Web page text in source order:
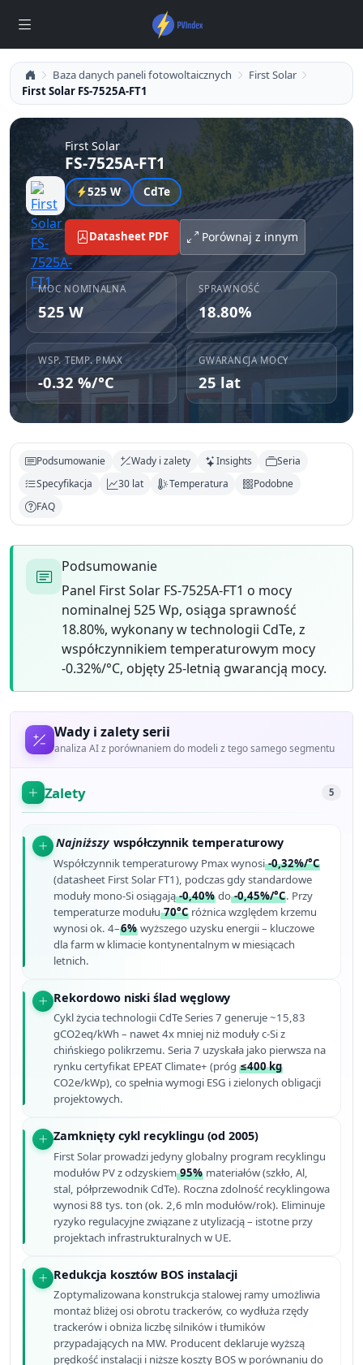
Baza danych paneli fotowoltaicznych
First Solar
First Solar FS-7525A-FT1
First Solar
FS-7525A-FT1
525 W CdTe
Datasheet PDF Porównaj z innym
MOC NOMINALNA
525 W
SPRAWNOŚĆ
18.80%
WSP. TEMP. PMAX
-0.32 %/°C
GWARANCJA MOCY
25 lat
Podsumowanie Wady i zalety Insights
Seria
Specyfikacja
30 lat Temperatura
Podobne
FAQ
Podsumowanie
Panel First Solar FS-7525A-FT1 o mocy
nominalnej 525 Wp, osiąga sprawność
18.80%, wykonany w technologii CdTe, z
współczynnikiem temperaturowym mocy
-0.32%/°C, objęty 25-letnią gwarancją mocy.
Wady i zalety serii
analiza AI z porównaniem do modeli z tego samego segmentu
Zalety 5
Najniższy współczynnik temperaturowy
Współczynnik temperaturowy Pmax wynosi-0,32%/°C
(datasheet First Solar FT1), podczas gdy standardowe
moduły mono-Si osiągają-0,40% do-0,45%/°C. Przy
temperaturze modułu70°C różnica względem krzemu
wynosi ok. 4–6% wyższego uzysku energii – kluczowe
dla farm w klimacie kontynentalnym w miesiącach
letnich.
Rekordowo niski ślad węglowy
Cykl życia technologii CdTe Series 7 generuje ~15,83
gCO2eq/kWh – nawet 4x mniej niż moduły c-Si z
chińskiego polikrzemu. Seria 7 uzyskała jako pierwsza na
rynku certyfikat EPEAT Climate+ (próg≤400 kg
CO2e/kWp), co spełnia wymogi ESG i zielonych obligacji
projektowych.
Zamknięty cykl recyklingu (od 2005)
First Solar prowadzi jedyny globalny program recyklingu
modułów PV z odzyskiem95% materiałów (szkło, Al,
stal, półprzewodnik CdTe). Roczna zdolność recyklingowa
wynosi 88 tys. ton (ok. 2,6 mln modułów/rok). Eliminuje
ryzyko regulacyjne związane z utylizacją – istotne przy
projektach infrastrukturalnych w UE.
Redukcja kosztów BOS instalacji
Zoptymalizowana konstrukcja stalowej ramy umożliwia
montaż bliżej osi obrotu trackerów, co wydłuża rzędy
trackerów i obniża liczbę silników i tłumików
przypadających na MW. Producent deklaruje wyższą
prędkość instalacji i niższe koszty BOS w porównaniu do